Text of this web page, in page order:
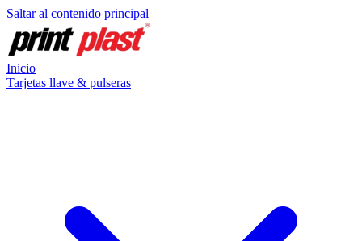
Saltar al contenido principal
Inicio
Tarjetas llave & pulseras